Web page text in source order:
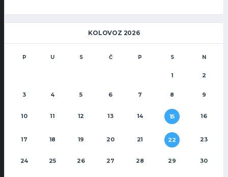
KOLOVOZ 2026
P U S Č P S N
1 2
3 4 5 6 7 8 9
10 11 12 13 14 15 16
17 18 19 20 21 22 23
24 25 26 27 28 29 30